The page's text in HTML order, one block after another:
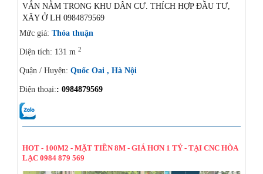
VẮN NẰM TRONG KHU DÂN CƯ. THÍCH HỢP ĐẦU TƯ,
XÂY Ở LH 0984879569
Mức giá: Thỏa thuận
Diện tích: 131 m 2
Quận / Huyện: Quốc Oai , Hà Nội
Điện thoại:: 0984879569
HOT - 100M2 - MẶT TIỀN 8M - GIÁ HƠN 1 TỶ - TẠI CNC HÒA
LẠC 0984 879 569